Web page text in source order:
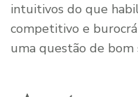
intuitivos do que
competitivo e
uma questão de bom